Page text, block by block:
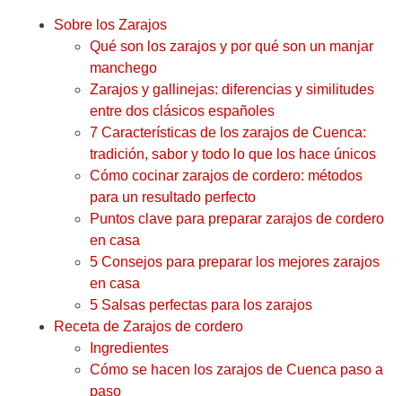
Sobre los Zarajos
Qué son los zarajos y por qué son un manjar
manchego
Zarajos y gallinejas: diferencias y similitudes
entre dos clásicos españoles
7 Características de los zarajos de Cuenca:
tradición, sabor y todo lo que los hace únicos
Cómo cocinar zarajos de cordero: métodos
para un resultado perfecto
Puntos clave para preparar zarajos de cordero
en casa
5 Consejos para preparar los mejores zarajos
en casa
5 Salsas perfectas para los zarajos
Receta de Zarajos de cordero
Ingredientes
Cómo se hacen los zarajos de Cuenca paso a
paso